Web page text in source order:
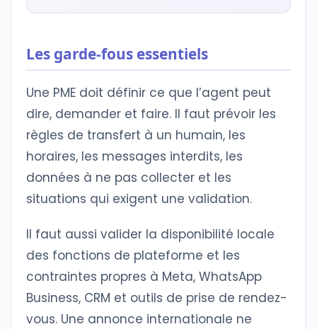
Les garde-fous essentiels
Une PME doit définir ce que l’agent peut
dire, demander et faire. Il faut prévoir les
règles de transfert à un humain, les
horaires, les messages interdits, les
données à ne pas collecter et les
situations qui exigent une validation.
Il faut aussi valider la disponibilité locale
des fonctions de plateforme et les
contraintes propres à Meta, WhatsApp
Business, CRM et outils de prise de rendez-
vous. Une annonce internationale ne